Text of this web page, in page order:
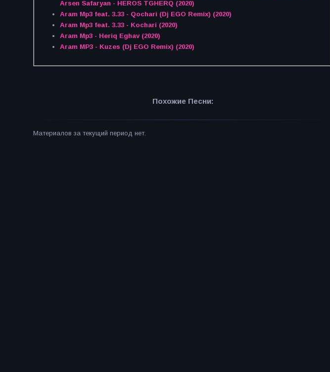
Arsen Safaryan - HEROS TGHERQ (2020)
Aram Mp3 feat. 3.33 - Qochari (Dj EGO Remix) (2020)
Aram Mp3 feat. 3.33 - Kochari (2020)
Aram Mp3 - Heriq Eghav (2020)
Aram MP3 - Kuzes (Dj EGO Remix) (2020)
Похожие Песни:
Материалов за текущий период нет.